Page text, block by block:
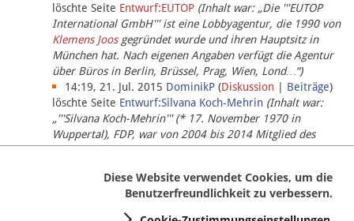
löschte Seite Entwurf:EUTOP (Inhalt war: „Die '''EUTOP
International GmbH''' ist eine Lobbyagentur, die 1990 von
Klemens Joosgegründet wurde und ihren Hauptsitz in
München hat. Nach eigenen Angaben verfügt die Agentur
über Büros in Berlin, Brüssel, Prag, Wien, Lond…“)
14:19, 21. Jul. 2015 DominikP (Diskussion Beiträge)
löschte Seite Entwurf:Silvana Koch-Mehrin (Inhalt war:
„'''Silvana Koch-Mehrin''' (* 17. November 1970 in
Wuppertal), FDP, war von 2004 bis 2014 Mitglied des
Europäischen Parlaments, seit November 2014 ist sie für
Diese Website verwendet Cookies, um die
Benutzerfreundlichkeit zu verbessern.